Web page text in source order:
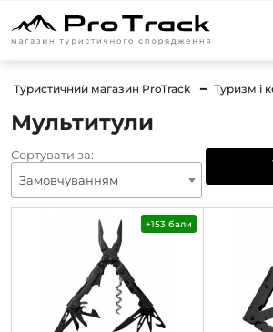
Туристичний магазин ProTrack Туризм і
Мультитули
Сортувати за:
Замовчуванням
+153 бали